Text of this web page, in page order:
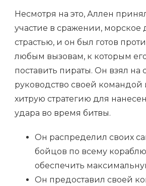
Несмотря на это, Аллен
участие в сражении, морское
страстью, и он был готов
любым вызовам, к которым
поставить пираты. Он взял на
руководство своей командой
хитрую стратегию для
удара во время битвы.
Он распределил своих
бойцов по всему
обеспечить
Он предоставил своей